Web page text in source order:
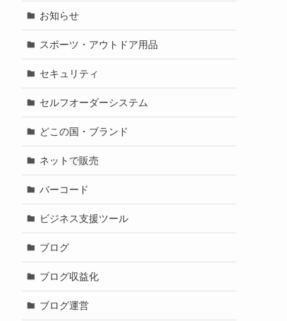
お知らせ
スポーツ・アウトドア用品
セキュリティ
セルフオーダーシステム
どこの国・ブランド
ネットで販売
バーコード
ビジネス支援ツール
ブログ
ブログ収益化
ブログ運営